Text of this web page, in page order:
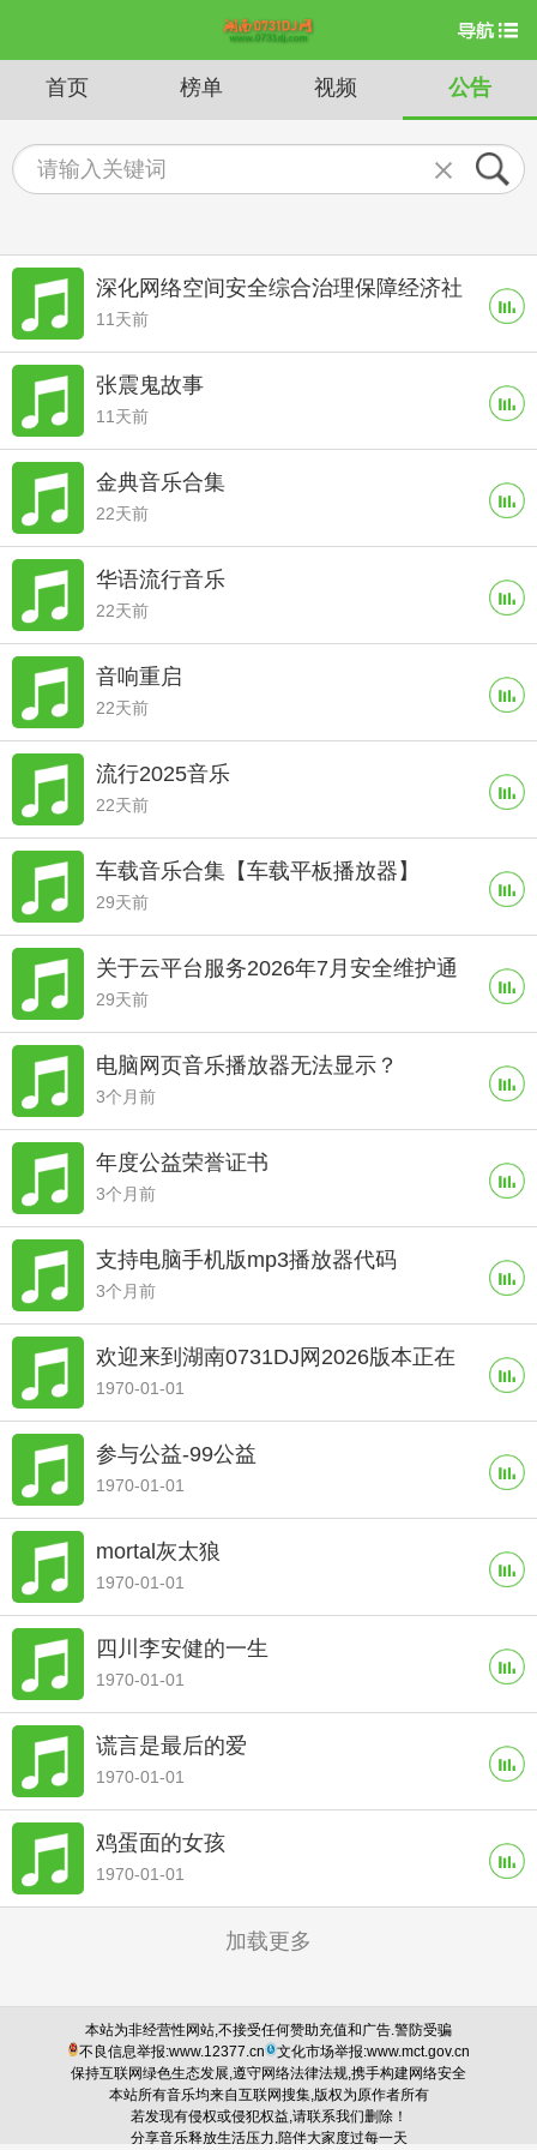
首页 榜单 视频 公告
深化网络空间安全综合治理保障经济社
会高质量发展
11天前
张震鬼故事
11天前
金典音乐合集
22天前
华语流行音乐
22天前
音响重启
22天前
流行2025音乐
22天前
车载音乐合集【车载平板播放器】
29天前
关于云平台服务2026年7月安全维护通
知
29天前
电脑网页音乐播放器无法显示？
3个月前
年度公益荣誉证书
3个月前
支持电脑手机版mp3播放器代码
3个月前
欢迎来到湖南0731DJ网2026版本正在
更新中....！
1970-01-01
参与公益-99公益
1970-01-01
mortal灰太狼
1970-01-01
四川李安健的一生
1970-01-01
谎言是最后的爱
1970-01-01
鸡蛋面的女孩
1970-01-01
加载更多
本站为非经营性网站,不接受任何赞助充值和广告.警防受骗
不良信息举报:www.12377.cn
文化市场举报:www.mct.gov.cn
保持互联网绿色生态发展,遵守网络法律法规,携手构建网络安全
本站所有音乐均来自互联网搜集,版权为原作者所有
若发现有侵权或侵犯权益,请联系我们删除！
分享音乐释放生活压力,陪伴大家度过每一天